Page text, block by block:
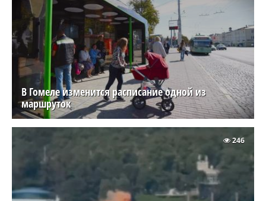
В Гомеле изменится расписание одной из
маршруток
246